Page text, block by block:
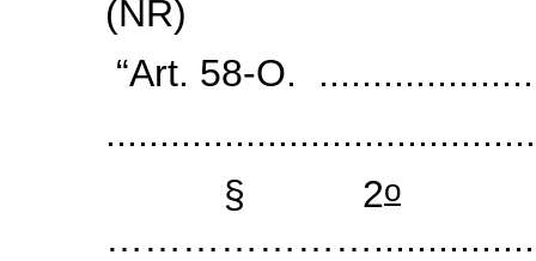
(NR)
“Art. 58-O.
§ 2o